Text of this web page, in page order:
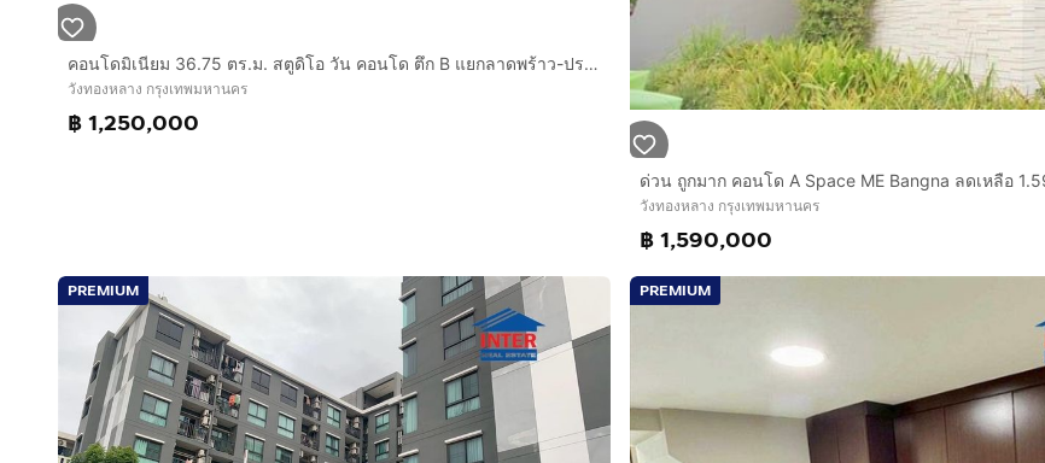
คอนโดมิเนียม 36.75 ตร.ม. สตูดิโอ วัน คอนโด ตึก B แยกลาดพร้าว-ประดิษฐ์มนูธรรม ซอยลาดพร้าว102 ถนนลาดพร้าว เขตวังทองหลาง กรุงเทพมหานคร
วังทองหลาง กรุงเทพมหานคร
฿ 1,250,000
วังทองหลาง กรุงเทพมหานคร
฿ 1,590,000
PREMIUM PREMIUM